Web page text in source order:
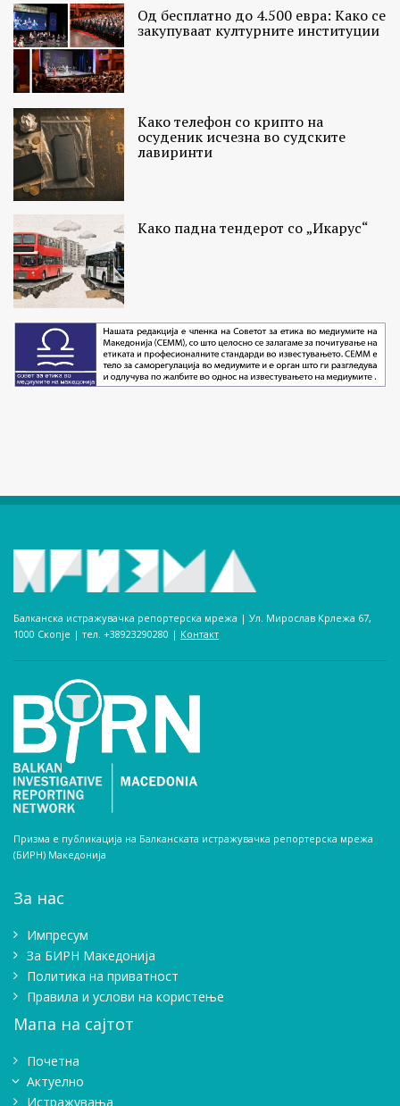
Од бесплатно до 4.500 евра: Како се
закупуваат културните институции
Како телефон со крипто на
осуденик исчезна во судските
лавиринти
Како падна тендерот со „Икарус“
Балканска истражувачка репортерска мрежа | Ул. Мирослав Крлежа 67,
1000 Скопје | тел. +38923290280­ | Контакт
Призма е публикација на Балканската истражувачка репортерска мрежа
(БИРН) Македонија
За нас
Импресум
Зa БИРН Македонија
Политика на приватност
Правила и услови на користење
Мапа на сајтот
Почетна
Актуелно
Истражувањa